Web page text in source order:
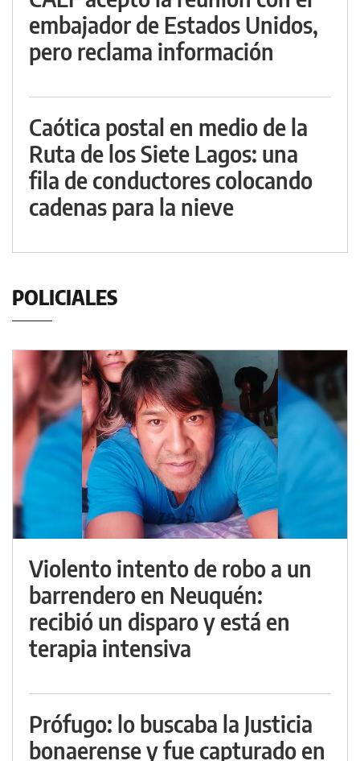
embajador de Estados Unidos,
pero reclama información
Caótica postal en medio de la
Ruta de los Siete Lagos: una
fila de conductores colocando
cadenas para la nieve
POLICIALES
Violento intento de robo a un
barrendero en Neuquén:
recibió un disparo y está en
terapia intensiva
Prófugo: lo buscaba la Justicia
bonaerense y fue capturado en